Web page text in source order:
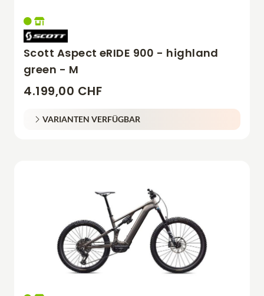
Scott Aspect eRIDE 900 - highland
green - M
4.199,00 CHF
VARIANTEN VERFÜGBAR